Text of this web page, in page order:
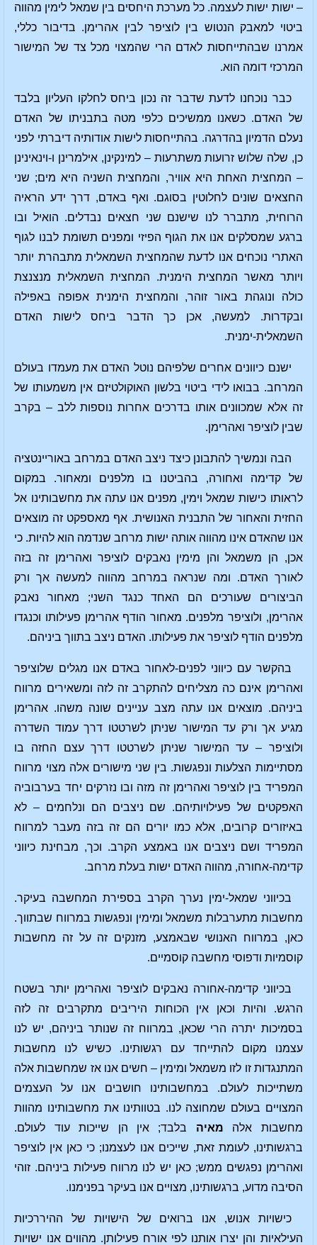
– ישות ישות לעצמה. כל מערכת היחסים בין שמאל לימין מהווה
ביטוי למאבק הנטוש בין לוציפר לבין אהרימן. בדיבור כללי,
אמרנו שבהתייחסות לאדם הרי שהמצוי מכל צד של המישור
המרכזי דומה הוא.
כבר נוכחנו לדעת שדבר זה נכון ביחס לחלקו העליון בלבד
של האדם. כשאנו ממשיכים כלפי מטה בתבניתו של האדם
נעלם הדמיון בהדרגה. בהתייחסות לישות אודותיה דיברתי לפני
כן, שלה שלוש זרועות משתרעות – למינקינן, אילמרינן ו-וינאינינן
– המחצית האחת היא אוויר, והמחצית השניה היא מים; שני
החצאים שונים לחלוטין בסוגם. ואף באדם, דרך ידע הראיה
הרוחית, מתברר לנו שישנם שני חצאים נבדלים. הואיל ובו
ברגע שמסלקים אנו את הגוף הפיזי ומפנים תשומת לבנו לגוף
האתרי נוכחים אנו לדעת שהמחצית השמאלית מתבהרת יותר
ויותר מאשר המחצית הימנית. המחצית השמאלית מנצנצת
כולה ונוגהת באור זוהר, והמחצית הימנית אפופה באפילה
ובקדרות. למעשה, אכן כך הדבר ביחס לישות האדם
השמאלית-ימנית.
ישנם כיוונים אחרים שלפיהם נוטל האדם את מעמדו בעולם
המרחב. בבואו לידי ביטוי בלשון האוקולטיזם אין משמעותו של
זה אלא שמכוונים אותו בדרכים אחרות נוספות ללב – בקרב
שבין לוציפר ואהרימן.
הבה ונמשיך להתבונן כיצד ניצב האדם במרחב באוריינטציה
של קדימה ואחורה, בהביטנו בו מלפנים ומאחור. במקום
לראותו כישות שמאל וימין, מפנים אנו עתה את מחשבותינו אל
החזית והאחור של התבנית האנושית. אף מאספקט זה מוצאים
אנו שהאדם אינו מהווה אותה ישות מרחב שנדמה הוא להיות. כי
אכן, הן משמאל והן מימין נאבקים לוציפר ואהרימן זה בזה
לאורך האדם. ומה שנראה במרחב מהווה למעשה אך ורק
הביצורים שעורכים הם האחד כנגד השני; מאחור נאבק
אהרימן, ולוציפר מלפנים. מאחור הודף אהרימן פעילותו וכנגדו
מלפנים הודף לוציפר את פעילותו. האדם ניצב בתווך ביניהם.
בהקשר עם כיווני לפנים-לאחור באדם אנו מגלים שלוציפר
ואהרימן אינם כה מצליחים להתקרב זה לזה ומשאירים מרווח
ביניהם. מוצאים אנו עתה מצב עניינים שונה משהו. אהרימן
מגיע אך ורק עד המישור שניתן לשרטטו דרך עמוד השדרה
ולוציפר – עד המישור שניתן לשרטטו דרך עצם החזה בו
מסתיימות הצלעות ונפגשות. בין שני מישורים אלה מצוי מרווח
המפריד בין לוציפר ואהרימן זה מזה ובו נזרקים יחד בערבוביה
האפקטים של פעילויותיהם. שם ניצבים הם ונלחמים – לא
באיזורים קרובים, אלא כמו יורים הם זה בזה מעבר למרווח
המפריד ושם ניצבים אנו באמצע הקרב. וכך, מבחינת כיווני
קדימה-אחורה, מהווה האדם ישות בעלת מרחב.
בכיווני שמאל-ימין נערך הקרב בספירת המחשבה בעיקר.
מחשבות מתערבלות משמאל ומימין ונפגשות במרווח שבתווך.
כאן, במרווח האנושי שבאמצע, מזנקים זה על זה מחשבות
קוסמיות ודפוסי מחשבה קוסמיים.
בכיווני קדימה-אחורה נאבקים לוציפר ואהרימן יותר בשטח
הרגש. והיות וכאן אין הכוחות היריבים מתקרבים זה לזה
בסמיכות יתרה הרי שכאן, במרווח זה שנותר ביניהם, יש לנו
עצמנו מקום להתייחד עם רגשותינו. כשיש לנו מחשבות
המתנגדות זו לזו משמאל ומימין – חשים אנו אז שמחשבות אלה
משתייכות לעולם. במחשבותינו חושבים אנו על העצמים
המצויים בעולם שמחוצה לנו. בטוותינו את מחשבותינו מהוות
מחשבות אלה מאיה בלבד; אין הן שייכות עוד לעולם.
ברגשותינו, לעומת זאת, שייכים אנו לעצמנו; כי כאן אין לוציפר
ואהרימן נפגשים ממש; כאן יש לנו מרווח פעילות ביניהם. זוהי
הסיבה מדוע, ברגשותינו, מצויים אנו בעיקר בפנימנו.
כישויות אנוש, אנו ברואים של הישויות של ההיררכיות
העילאיות והן יצרו אותנו לפי אורח פעילותן. מהווים אנו ישויות